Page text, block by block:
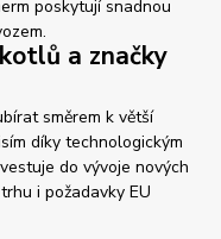
poskytují snadnou
a značky
směrem k větší
díky technologickým
do vývoje nových
i požadavky EU